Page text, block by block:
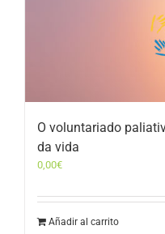
O voluntariado
da vida
0,00€
Añadir al carrito